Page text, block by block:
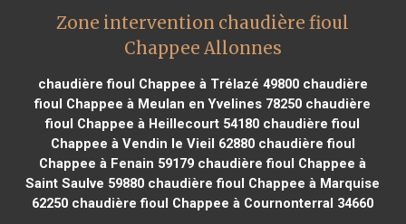
Zone intervention chaudière fioul
Chappee Allonnes
chaudière fioul Chappee à Trélazé 49800chaudière
fioul Chappee à Meulan en Yvelines 78250 chaudière
fioul Chappee à Heillecourt 54180 chaudière fioul
Chappee à Vendin le Vieil 62880chaudière fioul
Chappee à Fenain 59179 chaudière fioul Chappee à
Saint Saulve 59880 chaudière fioul Chappee à Marquise
62250 chaudière fioul Chappee à Cournonterral 34660